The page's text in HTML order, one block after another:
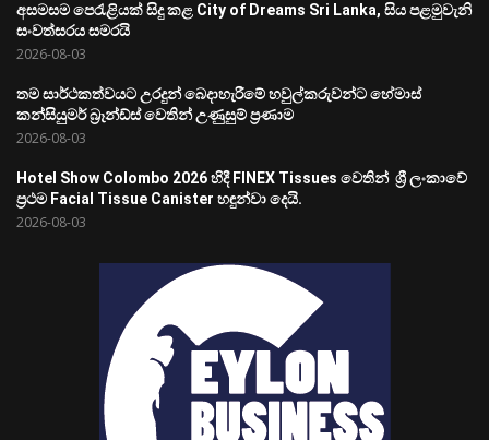
අසමසම පෙරැළියක් සිදු කළ City of Dreams Sri Lanka, සිය පළමුවැනි
සංවත්සරය සමරයි
2026-08-03
තම සාර්ථකත්වයට උරදුන් බෙදාහැරීමේ හවුල්කරුවන්ට හේමාස්
කන්සියුමර් බ්‍රෑන්ඩ්ස් වෙතින් උණුසුම් ප්‍රණාම
2026-08-03
Hotel Show Colombo 2026 හිදී FINEX Tissues වෙතින් ශ්‍රී ලංකාවේ
ප්‍රථම Facial Tissue Canister හඳුන්වා දෙයි.
2026-08-03